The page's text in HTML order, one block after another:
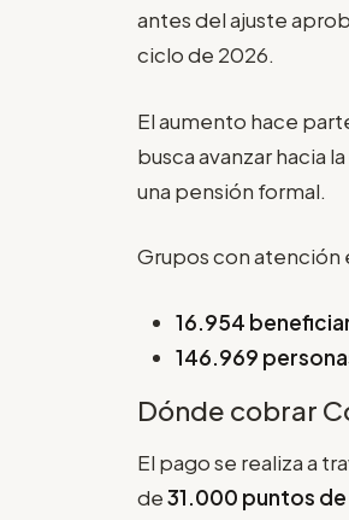
antes del ajuste
ciclo de 2026.
El aumento hace
busca avanzar hacia
una pensión formal.
Grupos con atención
16.954
146.969
Dónde cobrar
El pago se realiza a
de31.000 puntos